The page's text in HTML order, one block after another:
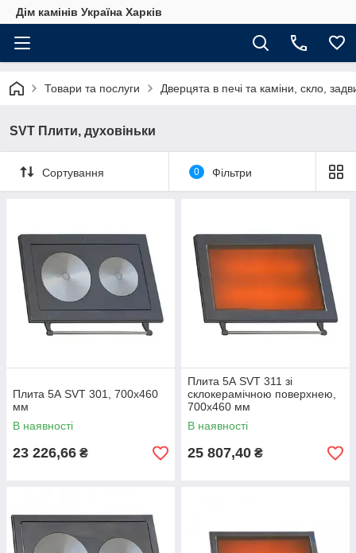
Дім камінів Україна Харків
Товари та послуги Дверцята в печі та каміни, скло,
SVT Плити, духовіньки
Сортування 0 Фільтри
Плита 5А SVT 301, 700х460
мм
В наявності
23 226,66 ₴
Плита 5А SVT 311 зі
склокерамічною поверхнею,
700х460 мм
В наявності
25 807,40 ₴